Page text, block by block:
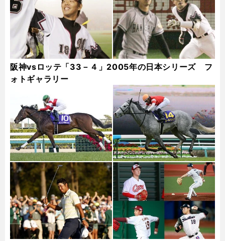
阪神vsロッテ「33－４」2005年の日本シリーズ フ
ォトギャラリー